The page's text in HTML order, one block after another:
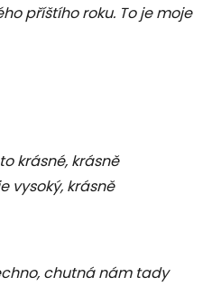
příštího roku. To je moje
krásné, krásně
vysoký, krásně
chutná nám tady